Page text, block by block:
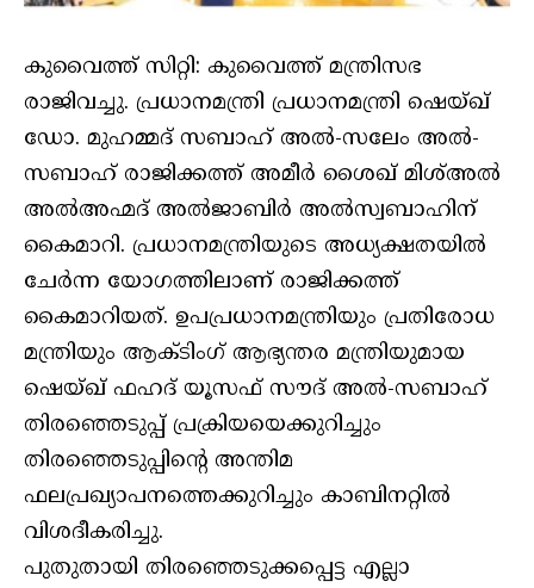
കുവൈത്ത് സിറ്റി: കുവൈത്ത് മന്ത്രിസഭ
രാജിവച്ചു. പ്രധാനമന്ത്രി പ്രധാനമന്ത്രി ഷെയ്ഖ്
ഡോ. മുഹമ്മദ് സബാഹ് അൽ-സലേം അൽ-
സബാഹ് രാജിക്കത്ത് അമീർ ശൈഖ് മിശ്അൽ
അൽഅഹ്മദ് അൽജാബിർ അൽസ്വബാഹിന്
കൈമാറി. പ്രധാനമന്ത്രിയുടെ അധ്യക്ഷതയിൽ
ചേർന്ന യോഗത്തിലാണ് രാജിക്കത്ത്
കൈമാറിയത്. ഉപപ്രധാനമന്ത്രിയും പ്രതിരോധ
മന്ത്രിയും ആക്ടിംഗ് ആഭ്യന്തര മന്ത്രിയുമായ
ഷെയ്ഖ് ഫഹദ് യൂസഫ് സൗദ് അൽ-സബാഹ്
തിരഞ്ഞെടുപ്പ് പ്രക്രിയയെക്കുറിച്ചും
തിരഞ്ഞെടുപ്പിൻ്റെ അന്തിമ
ഫലപ്രഖ്യാപനത്തെക്കുറിച്ചും കാബിനറ്റിൽ
വിശദീകരിച്ചു.
പുതുതായി തിരഞ്ഞെടുക്കപ്പെട്ട എല്ലാ